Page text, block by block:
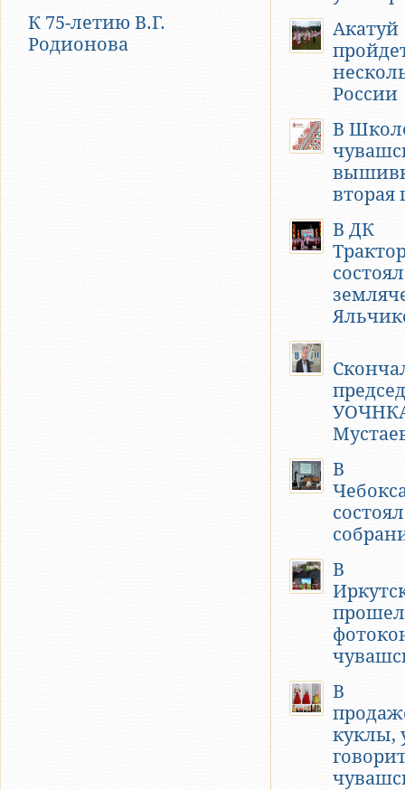
К 75-летию В.Г.
Родионова
Акатуй
России
В
вторая
В ДК
В
В
прошел
В
куклы,